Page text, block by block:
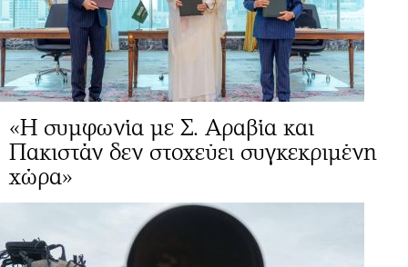
«Η συμφωνία με Σ. Αραβία και
Πακιστάν δεν στοχεύει συγκεκριμένη
χώρα»